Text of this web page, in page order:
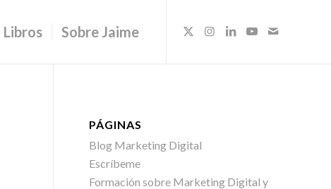
Libros Sobre Jaime
PÁGINAS
Blog Marketing Digital
Escríbeme
Formación sobre Marketing Digital y